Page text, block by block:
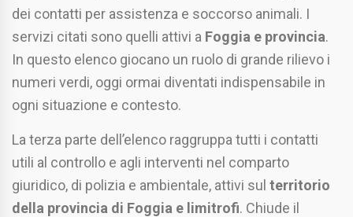
dei contatti per assistenza e soccorso animali. I
servizi citati sono quelli attivi a Foggia e provincia.
In questo elenco giocano un ruolo di grande rilievo i
numeri verdi, oggi ormai diventati indispensabile in
ogni situazione e contesto.
La terza parte dell’elenco raggruppa tutti i contatti
utili al controllo e agli interventi nel comparto
giuridico, di polizia e ambientale, attivi sul territorio
della provincia di Foggia e limitrofi. Chiude il